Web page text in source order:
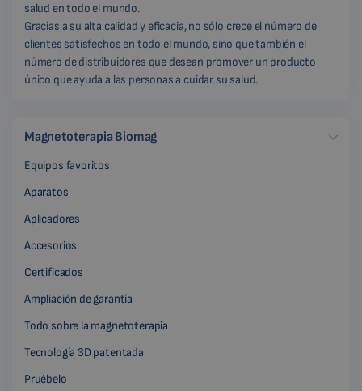
salud en todo el mundo.
Gracias a su alta calidad y eficacia, no sólo crece el número de
clientes satisfechos en todo el mundo, sino que también el
número de distribuidores que desean promover un producto
único que ayuda a las personas a cuidar su salud.
Magnetoterapia Biomag
Equipos favoritos
Aparatos
Aplicadores
Accesorios
Certificados
Ampliación de garantía
Todo sobre la magnetoterapia
Tecnología 3D patentada
Pruébelo